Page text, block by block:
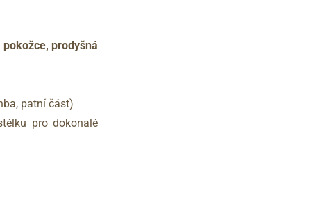
prodyšná
patní část)
pro dokonalé